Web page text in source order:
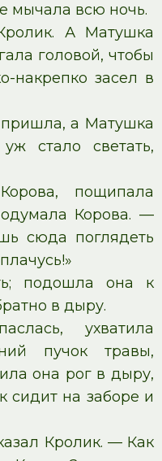
мычала всю ночь.
А Матушка
головой, чтобы
накрепко засел в
а Матушка
стало светать,
пощипала
Корова. —
сюда поглядеть
подошла она к
в дыру.
ухватила
пучок травы,
она рог в дыру,
сидит на заборе и
Кролик. — Как